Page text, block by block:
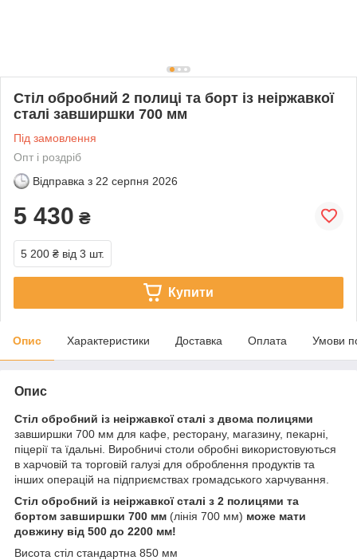
Стіл обробний 2 полиці та борт із неіржавкої
сталі завширшки 700 мм
Під замовлення
Опт і роздріб
Відправка з 22 серпня 2026
5 430 ₴
5 200 ₴ від 3 шт.
Купити
Опис Характеристики Доставка Оплата Умови
Опис
Стіл обробний із неіржавкої сталі з двома полицями
завширшки 700 мм для кафе, ресторану, магазину, пекарні,
піцерії та їдальні. Виробничі столи обробні використовуються
в харчовій та торговій галузі для оброблення продуктів та
інших операцій на підприємствах громадського харчування.
Стіл обробний із неіржавкої сталі з 2 полицями та
бортом завширшки 700 мм (лінія 700 мм) може мати
довжину від 500 до 2200 мм!
Висота стіл стандартна 850 мм